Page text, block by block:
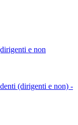
e non
(dirigenti e non) -